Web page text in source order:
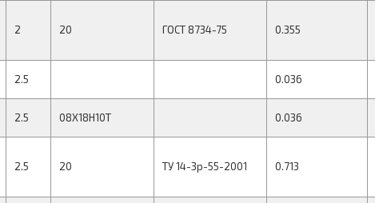
2 20 ГОСТ 8734-75 0.355
2.5 0.036
2.5 08Х18Н10Т 0.036
2.5 20 ТУ 14-3р-55-2001 0.713